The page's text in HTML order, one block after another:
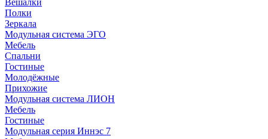
Вешалки
Полки
Зеркала
Модульная система ЭГО
Мебель
Спальни
Гостиные
Молодёжные
Прихожие
Модульная система ЛИОН
Мебель
Гостиные
Модульная серия Иннэс 7